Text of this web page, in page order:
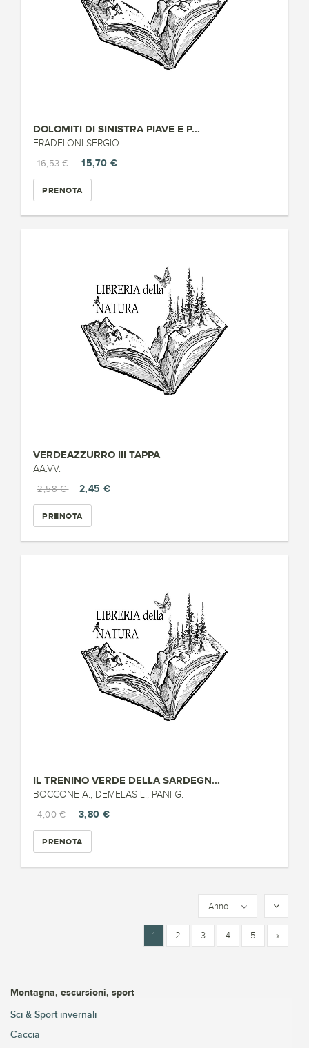
DOLOMITI DI SINISTRA PIAVE E P...
FRADELONI SERGIO
16,53 €
15,70 €
PRENOTA
VERDEAZZURRO III TAPPA
AA.VV.
2,58 €
2,45 €
PRENOTA
IL TRENINO VERDE DELLA SARDEGN...
BOCCONE A., DEMELAS L., PANI G.
4,00 €
3,80 €
PRENOTA
Anno
1 2 3 4 5 »
Montagna, escursioni, sport
Sci & Sport invernali
Caccia